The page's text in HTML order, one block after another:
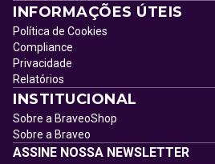
INFORMAÇÕES ÚTEIS
Política de Cookies
Compliance
Privacidade
Relatórios
INSTITUCIONAL
Sobre a BraveoShop
Sobre a Braveo
ASSINE NOSSA NEWSLETTER